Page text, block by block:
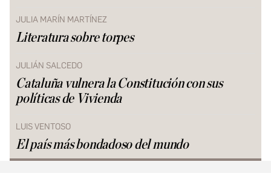
JULIA MARÍN MARTÍNEZ
Literatura sobre torpes
JULIÁN SALCEDO
Cataluña vulnera la Constitución con sus
políticas de Vivienda
LUIS VENTOSO
El país más bondadoso del mundo